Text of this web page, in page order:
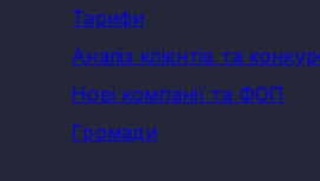
Тарифи
Аналіз клієнтів та
Нові компанії та ФОП
Громади